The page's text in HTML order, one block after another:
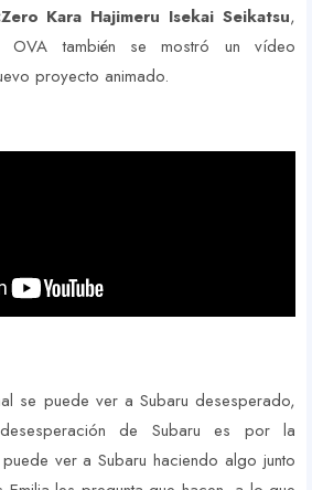
Kara Hajimeru Isekai Seikatsu,
OVA también se mostró un vídeo
proyecto animado.
se puede ver a Subaru desesperado,
de Subaru es por la
ver a Subaru haciendo algo junto